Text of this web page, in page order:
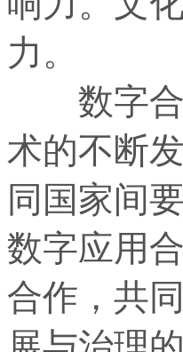
力。
数字合
术的不断
同国家间
数字应用
合作，共